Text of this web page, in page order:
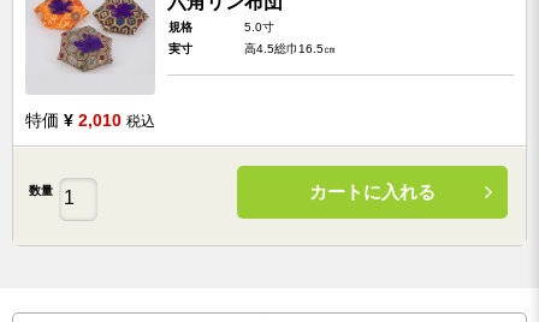
規格
5.0寸
実寸
高4.5総巾16.5㎝
特価 ¥ 2,010 税込
数量 カートに入れる